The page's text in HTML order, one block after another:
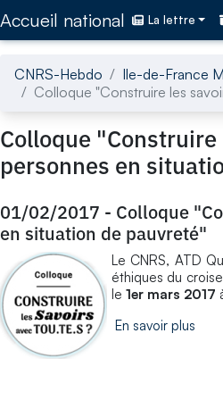
Accueil national La lettre
CNRS-Hebdo Ile-de-France
Colloque "Construire les
Colloque
personnes en
01/02/2017 - Colloque
en situation de pauvreté"
Le CNRS, ATD
éthiques du
le 1er mars 2017
En savoir plus